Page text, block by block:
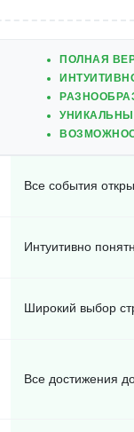
ПОЛНАЯ
Все события
Интуитивно
Широкий выбор
Все достижения